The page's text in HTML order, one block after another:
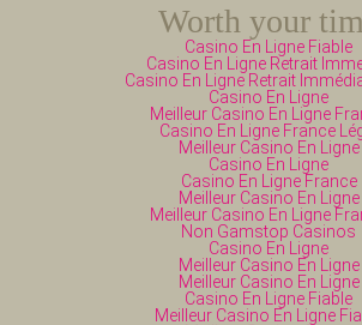
Worth your
Casino En Ligne Fiable
Casino En Ligne Retrait
Casino En Ligne Retrait
Casino En Ligne
Meilleur Casino En Ligne
Casino En Ligne France
Meilleur Casino En Ligne
Casino En Ligne
Casino En Ligne France
Meilleur Casino En Ligne
Meilleur Casino En Ligne
Non Gamstop Casinos
Casino En Ligne
Meilleur Casino En Ligne
Meilleur Casino En Ligne
Casino En Ligne Fiable
Meilleur Casino En Ligne